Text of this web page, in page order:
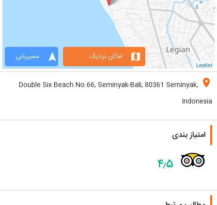
Leaflet
navigation مسیریابی map اماکن نزدیک
location_on
Double Six Beach No.66, Seminyak-Bali, 80361 Seminyak,
Indonesia
امتیاز بندی
۴٫۵